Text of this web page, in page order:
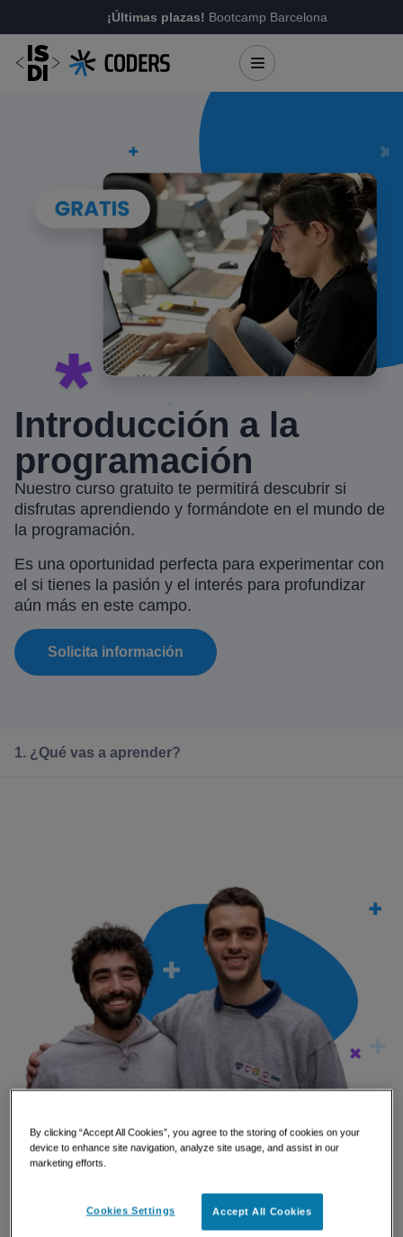
¡Últimas plazas! Bootcamp Barcelona
Introducción a la
programación
Nuestro curso gratuito te permitirá descubrir si
disfrutas aprendiendo y formándote en el mundo de
la programación.
Es una oportunidad perfecta para experimentar con
el si tienes la pasión y el interés para profundizar
aún más en este campo.
Solicita información
1. ¿Qué vas a aprender?
¿Qué vas aaprender?
Principalmente, los conceptos más básicos de
By clicking “Accept All Cookies”, you agree to the storing of cookies on your
device to enhance site navigation, analyze site usage, and assist in our
marketing efforts.
Accept All Cookies
Cookies Settings